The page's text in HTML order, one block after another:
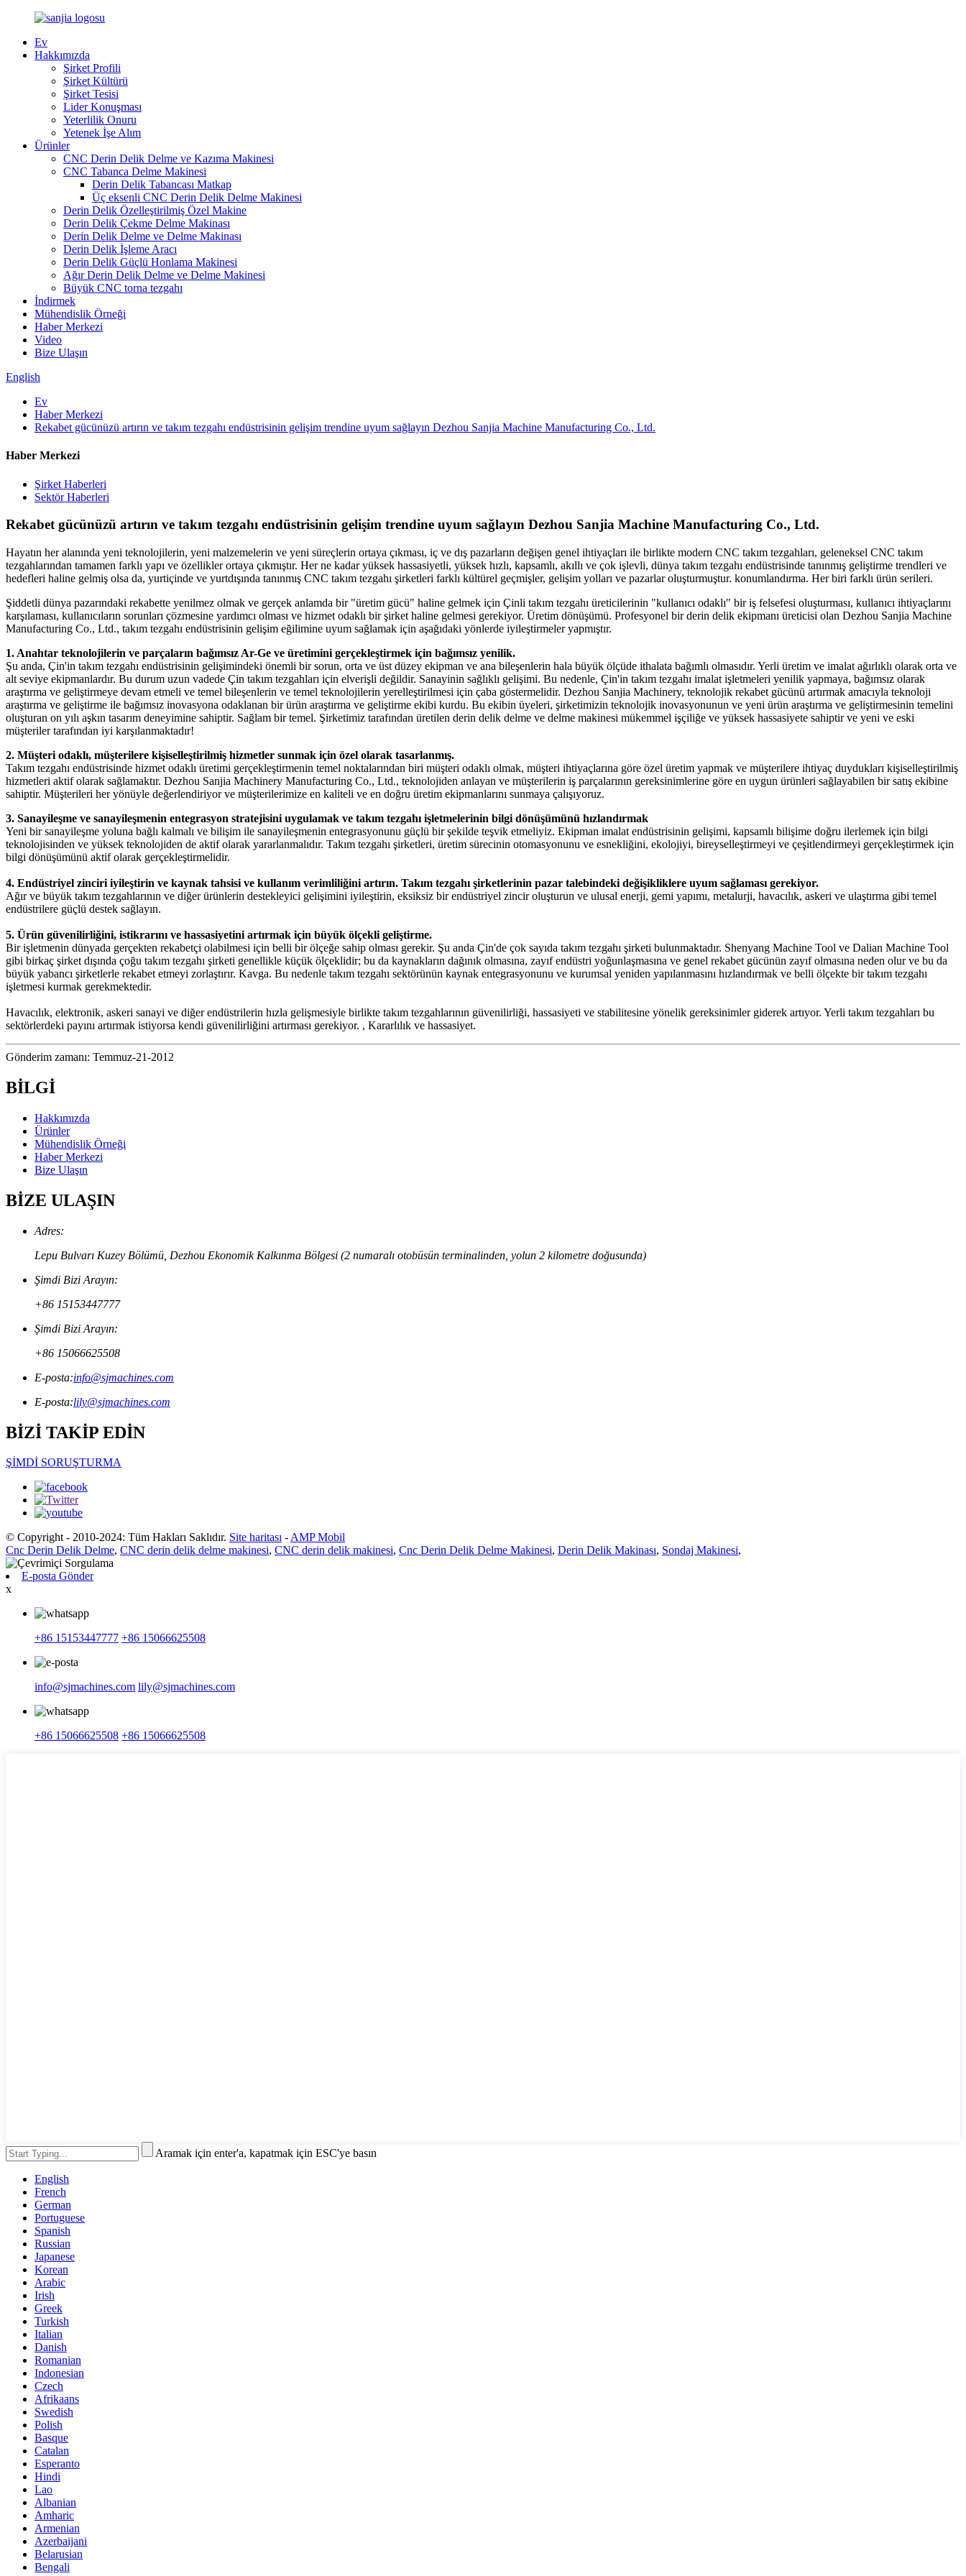
Ev
Hakkımızda
Şirket Profili
Şirket Kültürü
Şirket Tesisi
Lider Konuşması
Yeterlilik Onuru
Yetenek İşe Alım
Ürünler
CNC Derin Delik Delme ve Kazıma Makinesi
CNC Tabanca Delme Makinesi
Derin Delik Tabancası Matkap
Üç eksenli CNC Derin Delik Delme Makinesi
Derin Delik Özelleştirilmiş Özel Makine
Derin Delik Çekme Delme Makinası
Derin Delik Delme ve Delme Makinası
Derin Delik İşleme Aracı
Derin Delik Güçlü Honlama Makinesi
Ağır Derin Delik Delme ve Delme Makinesi
Büyük CNC torna tezgahı
İndirmek
Mühendislik Örneği
Haber Merkezi
Video
Bize Ulaşın
English
Ev
Haber Merkezi
Rekabet gücünüzü artırın ve takım tezgahı endüstrisinin gelişim trendine uyum sağlayın Dezhou Sanjia Machine Manufacturing Co., Ltd.
Haber Merkezi
Şirket Haberleri
Sektör Haberleri
Rekabet gücünüzü artırın ve takım tezgahı endüstrisinin gelişim trendine uyum sağlayın Dezhou Sanjia Machine Manufacturing Co., Ltd.
Hayatın her alanında yeni teknolojilerin, yeni malzemelerin ve yeni süreçlerin ortaya çıkması, iç ve dış pazarların değişen genel ihtiyaçları ile birlikte modern CNC takım tezgahları, geleneksel CNC takım
tezgahlarından tamamen farklı yapı ve özellikler ortaya çıkmıştır. Her ne kadar yüksek hassasiyetli, yüksek hızlı, kapsamlı, akıllı ve çok işlevli, dünya takım tezgahı endüstrisinde tanınmış geliştirme trendleri ve
hedefleri haline gelmiş olsa da, yurtiçinde ve yurtdışında tanınmış CNC takım tezgahı şirketleri farklı kültürel geçmişler, gelişim yolları ve pazarlar oluşturmuştur. konumlandırma. Her biri farklı ürün serileri.
Şiddetli dünya pazarındaki rekabette yenilmez olmak ve gerçek anlamda bir "üretim gücü" haline gelmek için Çinli takım tezgahı üreticilerinin "kullanıcı odaklı" bir iş felsefesi oluşturması, kullanıcı ihtiyaçlarını
karşılaması, kullanıcıların sorunları çözmesine yardımcı olması ve hizmet odaklı bir şirket haline gelmesi gerekiyor. Üretim dönüşümü. Profesyonel bir derin delik ekipmanı üreticisi olan Dezhou Sanjia Machine
Manufacturing Co., Ltd., takım tezgahı endüstrisinin gelişim eğilimine uyum sağlamak için aşağıdaki yönlerde iyileştirmeler yapmıştır.
1. Anahtar teknolojilerin ve parçaların bağımsız Ar-Ge ve üretimini gerçekleştirmek için bağımsız yenilik.
Şu anda, Çin'in takım tezgahı endüstrisinin gelişimindeki önemli bir sorun, orta ve üst düzey ekipman ve ana bileşenlerin hala büyük ölçüde ithalata bağımlı olmasıdır. Yerli üretim ve imalat ağırlıklı olarak orta ve
alt seviye ekipmanlardır. Bu durum uzun vadede Çin takım tezgahları için elverişli değildir. Sanayinin sağlıklı gelişimi. Bu nedenle, Çin'in takım tezgahı imalat işletmeleri yenilik yapmaya, bağımsız olarak
araştırma ve geliştirmeye devam etmeli ve temel bileşenlerin ve temel teknolojilerin yerelleştirilmesi için çaba göstermelidir. Dezhou Sanjia Machinery, teknolojik rekabet gücünü artırmak amacıyla teknoloji
araştırma ve geliştirme ile bağımsız inovasyona odaklanan bir ürün araştırma ve geliştirme ekibi kurdu. Bu ekibin üyeleri, şirketimizin teknolojik inovasyonunun ve yeni ürün araştırma ve geliştirmesinin temelini
oluşturan on yılı aşkın tasarım deneyimine sahiptir. Sağlam bir temel. Şirketimiz tarafından üretilen derin delik delme ve delme makinesi mükemmel işçiliğe ve yüksek hassasiyete sahiptir ve yeni ve eski
müşteriler tarafından iyi karşılanmaktadır!
2. Müşteri odaklı, müşterilere kişiselleştirilmiş hizmetler sunmak için özel olarak tasarlanmış.
Takım tezgahı endüstrisinde hizmet odaklı üretimi gerçekleştirmenin temel noktalarından biri müşteri odaklı olmak, müşteri ihtiyaçlarına göre özel üretim yapmak ve müşterilere ihtiyaç duydukları kişiselleştirilmiş
hizmetleri aktif olarak sağlamaktır. Dezhou Sanjia Machinery Manufacturing Co., Ltd., teknolojiden anlayan ve müşterilerin iş parçalarının gereksinimlerine göre en uygun ürünleri sağlayabilen bir satış ekibine
sahiptir. Müşterileri her yönüyle değerlendiriyor ve müşterilerimize en kaliteli ve en doğru üretim ekipmanlarını sunmaya çalışıyoruz.
3. Sanayileşme ve sanayileşmenin entegrasyon stratejisini uygulamak ve takım tezgahı işletmelerinin bilgi dönüşümünü hızlandırmak
Yeni bir sanayileşme yoluna bağlı kalmalı ve bilişim ile sanayileşmenin entegrasyonunu güçlü bir şekilde teşvik etmeliyiz. Ekipman imalat endüstrisinin gelişimi, kapsamlı bilişime doğru ilerlemek için bilgi
teknolojisinden ve yüksek teknolojiden de aktif olarak yararlanmalıdır. Takım tezgahı şirketleri, üretim sürecinin otomasyonunu ve esnekliğini, ekolojiyi, bireyselleştirmeyi ve çeşitlendirmeyi gerçekleştirmek için
bilgi dönüşümünü aktif olarak gerçekleştirmelidir.
4. Endüstriyel zinciri iyileştirin ve kaynak tahsisi ve kullanım verimliliğini artırın. Takım tezgahı şirketlerinin pazar talebindeki değişikliklere uyum sağlaması gerekiyor.
Ağır ve büyük takım tezgahlarının ve diğer ürünlerin destekleyici gelişimini iyileştirin, eksiksiz bir endüstriyel zincir oluşturun ve ulusal enerji, gemi yapımı, metalurji, havacılık, askeri ve ulaştırma gibi temel
endüstrilere güçlü destek sağlayın.
5. Ürün güvenilirliğini, istikrarını ve hassasiyetini artırmak için büyük ölçekli geliştirme.
Bir işletmenin dünyada gerçekten rekabetçi olabilmesi için belli bir ölçeğe sahip olması gerekir. Şu anda Çin'de çok sayıda takım tezgahı şirketi bulunmaktadır. Shenyang Machine Tool ve Dalian Machine Tool
gibi birkaç şirket dışında çoğu takım tezgahı şirketi genellikle küçük ölçeklidir; bu da kaynakların dağınık olmasına, zayıf endüstri yoğunlaşmasına ve genel rekabet gücünün zayıf olmasına neden olur ve bu da
büyük yabancı şirketlerle rekabet etmeyi zorlaştırır. Kavga. Bu nedenle takım tezgahı sektörünün kaynak entegrasyonunu ve kurumsal yeniden yapılanmasını hızlandırmak ve belli ölçekte bir takım tezgahı
işletmesi kurmak gerekmektedir.
Havacılık, elektronik, askeri sanayi ve diğer endüstrilerin hızla gelişmesiyle birlikte takım tezgahlarının güvenilirliği, hassasiyeti ve stabilitesine yönelik gereksinimler giderek artıyor. Yerli takım tezgahları bu
sektörlerdeki payını artırmak istiyorsa kendi güvenilirliğini artırması gerekiyor. , Kararlılık ve hassasiyet.
Gönderim zamanı: Temmuz-21-2012
BİLGİ
Hakkımızda
Ürünler
Mühendislik Örneği
Haber Merkezi
Bize Ulaşın
BİZE ULAŞIN
Adres:
Lepu Bulvarı Kuzey Bölümü, Dezhou Ekonomik Kalkınma Bölgesi (2 numaralı otobüsün terminalinden, yolun 2 kilometre doğusunda)
Şimdi Bizi Arayın:
+86 15153447777
Şimdi Bizi Arayın:
+86 15066625508
E-posta:info@sjmachines.com
E-posta:lily@sjmachines.com
BİZİ TAKİP EDİN
ŞİMDİ SORUŞTURMA
© Copyright - 2010-2024: Tüm Hakları Saklıdır. Site haritası -AMP Mobil
Cnc Derin Delik Delme, CNC derin delik delme makinesi, CNC derin delik makinesi, Cnc Derin Delik Delme Makinesi, Derin Delik Makinası, Sondaj Makinesi,
E-posta Gönder
x
+86 15153447777 +86 15066625508
info@sjmachines.com lily@sjmachines.com
+86 15066625508 +86 15066625508
Aramak için enter'a, kapatmak için ESC'ye basın
English
French
German
Portuguese
Spanish
Russian
Japanese
Korean
Arabic
Irish
Greek
Turkish
Italian
Danish
Romanian
Indonesian
Czech
Afrikaans
Swedish
Polish
Basque
Catalan
Esperanto
Hindi
Lao
Albanian
Amharic
Armenian
Azerbaijani
Belarusian
Bengali